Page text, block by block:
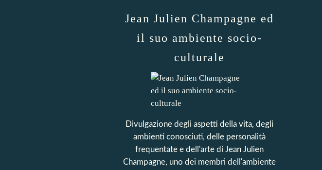
Jean Julien Champagne ed
il suo ambiente socio-
culturale
Divulgazione degli aspetti della vita, degli
ambienti conosciuti, delle personalità
frequentate e dell'arte di Jean Julien
Champagne, uno dei membri dell'ambiente